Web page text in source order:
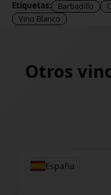
Etiquetas: Barbadillo
Vino Blanco
Otros
España